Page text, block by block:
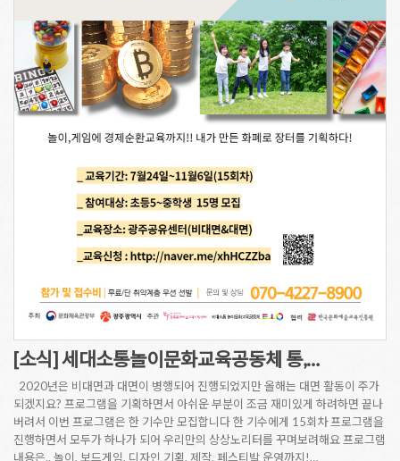
[소식] 세대소통놀이문화교육공동체 통,…
2020년은 비대면과 대면이 병행되어 진행되었지만 올해는 대면 활동이 주가
되겠지요? 프로그램을 기획하면서 아쉬운 부분이 조금 재미있게 하려하면 끝나
버려서 이번 프로그램은 한 기수만 모집합니다 한 기수에게 15회차 프로그램을
진행하면서 모두가 하나가 되어 우리만의 상상노리터를 꾸며보려해요 프로그램
내용은.. 놀이, 보드게임, 디자인 기획, 제작, 페스티발 운영까지!…